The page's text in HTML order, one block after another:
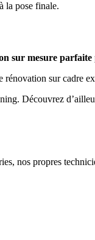
la pose finale.
sur mesure parfaite
rénovation sur cadre
Découvrez
nos propres